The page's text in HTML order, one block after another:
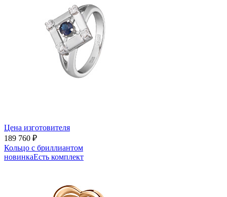
Цена изготовителя
189 760 ₽
Кольцо с бриллиантом
новинкаЕсть комплект